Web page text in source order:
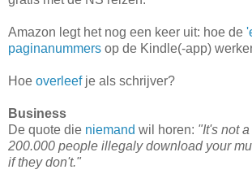
Amazon legt het nog een keer uit: hoe de
paginanummers op de Kindle(-app)
Hoe overleefje als schrijver?
Business
De quote die niemand wil horen: "It's not
200.000 people illegaly download your
if they don't."